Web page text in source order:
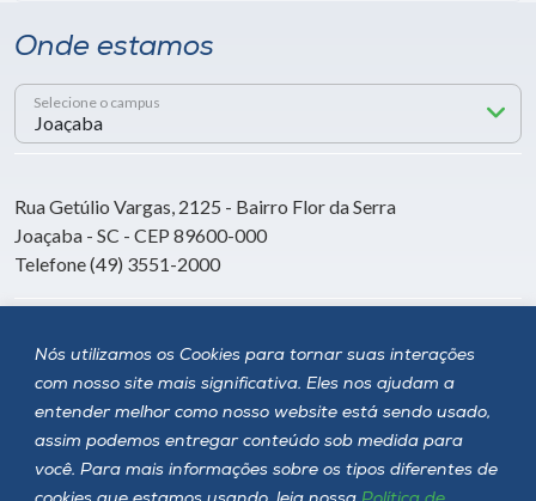
Nós utilizamos os Cookies para tornar suas interações
com nosso site mais significativa. Eles nos ajudam a
entender melhor como nosso website está sendo usado,
assim podemos entregar conteúdo sob medida para
você. Para mais informações sobre os tipos diferentes de
Onde estamos
Selecione o campus
Rua Getúlio Vargas, 2125 - Bairro Flor da Serra
Joaçaba - SC - CEP 89600-000
Telefone (49) 3551-2000
Siga a Unoesc